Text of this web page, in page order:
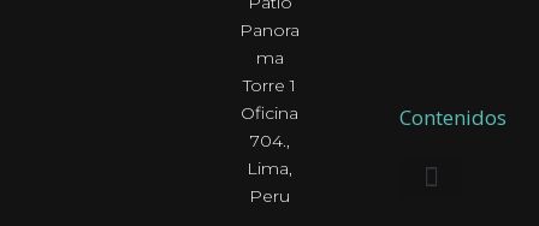
Panora
ma
Torre 1
Oficina
704.,
Lima,
Peru
Contenidos